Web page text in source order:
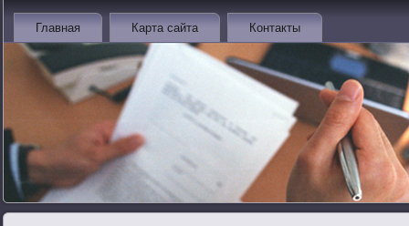
Главная Карта сайта Контакты